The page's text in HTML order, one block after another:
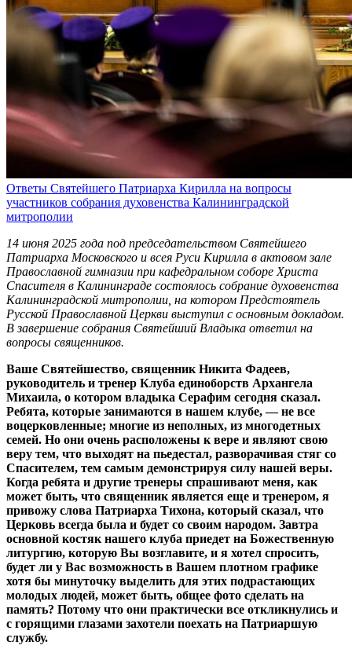
Ответы Святейшего Патриарха Кирилла на вопросы
участников собрания духовенства Калининградской
митрополии
14 июня 2025 года под председательством Святейшего
Патриарха Московского и всея Руси Кирилла в актовом зале
Православной гимназии при кафедральном соборе Христа
Спасителя в Калининграде состоялось собрание духовенства
Калининградской митрополии, на котором Предстоятель
Русской Православной Церкви выступил с основным докладом.
В завершение собрания Святейший Владыка ответил на
вопросы священников.
Ваше Святейшество, священник Никита Фадеев,
руководитель и тренер Клуба единоборств Архангела
Михаила, о котором владыка Серафим сегодня сказал.
Ребята, которые занимаются в нашем клубе, — не все
воцерковленные; многие из неполных, из многодетных
семей. Но они очень расположены к вере и являют свою
веру тем, что выходят на пьедестал, разворачивая стяг со
Спасителем, тем самым демонстрируя силу нашей веры.
Когда ребята и другие тренеры спрашивают меня, как
может быть, что священник является еще и тренером, я
привожу слова Патриарха Тихона, который сказал, что
Церковь всегда была и будет со своим народом. Завтра
основной костяк нашего клуба приедет на Божественную
литургию, которую Вы возглавите, и я хотел спросить,
будет ли у Вас возможность в Вашем плотном графике
хотя бы минуточку выделить для этих подрастающих
молодых людей, может быть, общее фото сделать на
память? Потому что они практически все откликнулись и
с горящими глазами захотели поехать на Патриаршую
службу.